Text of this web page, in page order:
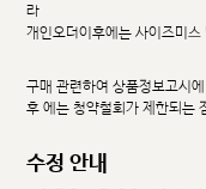
라
개인오더이후에는 사이즈미
구매 관련하여 상품정보고시
후 에는 청약철회가 제한되는
수정 안내